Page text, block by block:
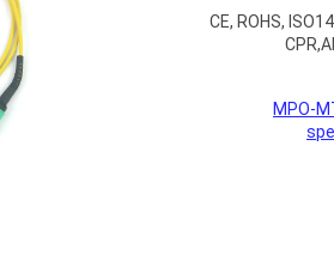
CE, ROHS,
MPO-